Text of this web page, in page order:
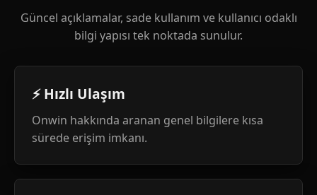
Güncel açıklamalar, sade kullanım ve kullanıcı odaklı
bilgi yapısı tek noktada sunulur.
⚡ Hızlı Ulaşım
Onwin hakkında aranan genel bilgilere kısa
sürede erişim imkanı.